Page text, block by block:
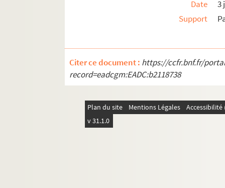
Date
3
Support
Citer ce document : https://ccfr.bnf.fr/
record=eadcgm:EADC:b2118738
Plan du site Mentions Légales
v 31.1.0